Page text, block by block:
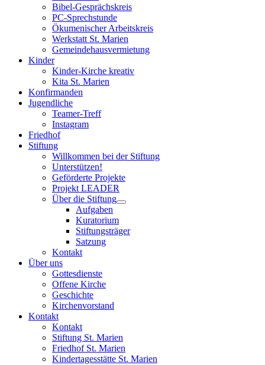
Bibel-Gesprächskreis
PC-Sprechstunde
Ökumenischer Arbeitskreis
Werkstatt St. Marien
Gemeindehausvermietung
Kinder
Kinder-Kirche kreativ
Kita St. Marien
Konfirmanden
Jugendliche
Teamer-Treff
Instagram
Friedhof
Stiftung
Willkommen bei der Stiftung
Unterstützen!
Geförderte Projekte
Projekt LEADER
Über die Stiftung
Aufgaben
Kuratorium
Stiftungsträger
Satzung
Kontakt
Über uns
Gottesdienste
Offene Kirche
Geschichte
Kirchenvorstand
Kontakt
Kontakt
Stiftung St. Marien
Friedhof St. Marien
Kindertagesstätte St. Marien